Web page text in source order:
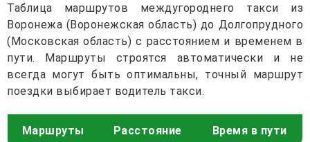
Таблица маршрутов междугороднего такси из
Воронежа (Воронежская область) до Долгопрудного
(Московская область) с расстоянием и временем в
пути. Маршруты строятся автоматически и не
всегда могут быть оптимальны, точный маршрут
поездки выбирает водитель такси.
Маршруты Расстояние Время в пути